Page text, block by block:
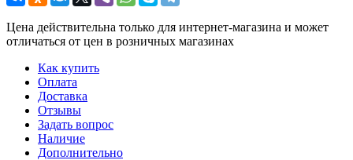
Цена действительна только для интернет-магазина и может
отличаться от цен в розничных магазинах
Как купить
Оплата
Доставка
Отзывы
Задать вопрос
Наличие
Дополнительно